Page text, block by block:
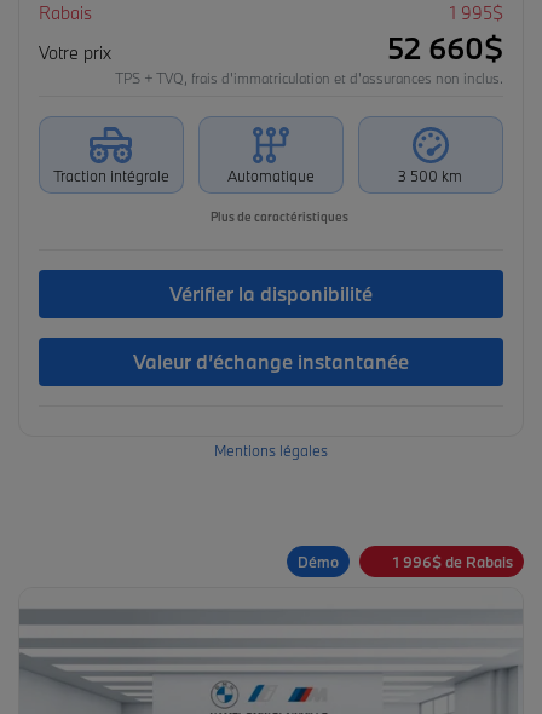
Rabais
1 995$
Votre prix
52 660$
TPS + TVQ, frais d'immatriculation et d'assurances non inclus.
Traction intégrale Automatique 3 500 km
Plus de caractéristiques
Vérifier la disponibilité
Valeur d’échange instantanée
Mentions légales
Démo 1 996$de Rabais